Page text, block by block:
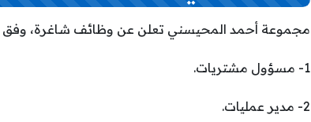
مجموعة أحمد المحيسني تعلن عن وظائف شاغرة، وفق
1- مسؤول مشتريات.
2- مدير عمليات.